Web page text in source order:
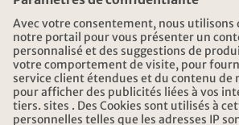
HEURES D'OUVERTURE KONTIKI
TÉLÉCHARGEMENT ET LIENS
ADRESSE